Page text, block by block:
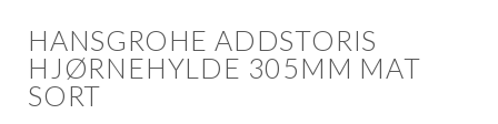
HANSGROHE ADDSTORIS
HJØRNEHYLDE 305MM MAT
SORT